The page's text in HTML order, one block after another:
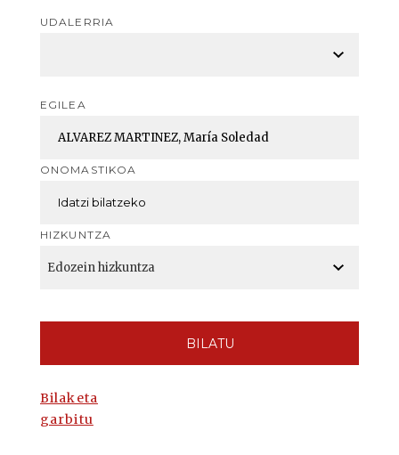
UDALERRIA
EGILEA
ONOMASTIKOA
HIZKUNTZA
BILATU
Bilaketa
garbitu